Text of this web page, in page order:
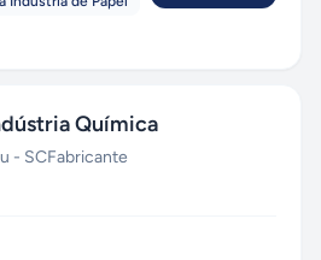
Química
- SCFabricante